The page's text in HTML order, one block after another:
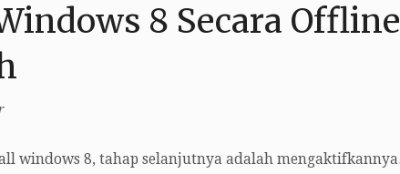
8 Secara Offline
windows 8, tahap selanjutnya adalah